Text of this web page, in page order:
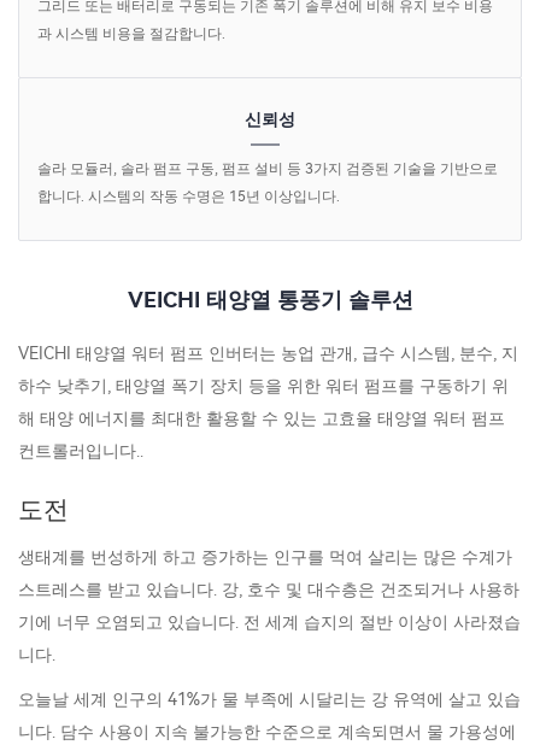
그리드 또는 배터리로 구동되는 기존 폭기 솔루션에 비해 유지 보수 비용
과 시스템 비용을 절감합니다.
신뢰성
솔라 모듈러, 솔라 펌프 구동, 펌프 설비 등 3가지 검증된 기술을 기반으로
합니다. 시스템의 작동 수명은 15년 이상입니다.
VEICHI 태양열 통풍기 솔루션
VEICHI 태양열 워터 펌프 인버터는 농업 관개, 급수 시스템, 분수, 지
하수 낮추기, 태양열 폭기 장치 등을 위한 워터 펌프를 구동하기 위
해 태양 에너지를 최대한 활용할 수 있는 고효율 태양열 워터 펌프
컨트롤러입니다..
도전
생태계를 번성하게 하고 증가하는 인구를 먹여 살리는 많은 수계가
스트레스를 받고 있습니다. 강, 호수 및 대수층은 건조되거나 사용하
기에 너무 오염되고 있습니다. 전 세계 습지의 절반 이상이 사라졌습
니다.
오늘날 세계 인구의 41%가 물 부족에 시달리는 강 유역에 살고 있습
니다. 담수 사용이 지속 불가능한 수준으로 계속되면서 물 가용성에